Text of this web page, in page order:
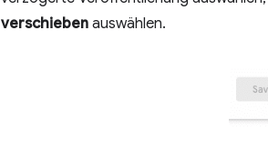
verschieben auswählen.